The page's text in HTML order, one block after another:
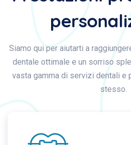
Siamo qui per aiutarti a
dentale ottimale e un sorriso
vasta gamma di servizi dentali e
stesso.